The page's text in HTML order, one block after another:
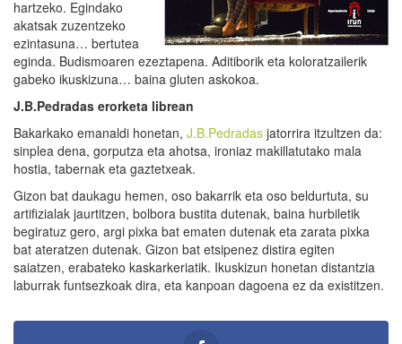
hartzeko. Egindako
akatsak zuzentzeko
ezintasuna… bertutea
eginda. Budismoaren ezeztapena. Aditiborik eta koloratzailerik
gabeko ikuskizuna… baina gluten askokoa.
J.B.Pedradas erorketa librean
Bakarkako emanaldi honetan, J.B.Pedradas jatorrira itzultzen da:
sinplea dena, gorputza eta ahotsa, ironiaz makillatutako mala
hostia, tabernak eta gaztetxeak.
Gizon bat daukagu hemen, oso bakarrik eta oso beldurtuta, su
artifizialak jaurtitzen, bolbora bustita dutenak, baina hurbiletik
begiratuz gero, argi pixka bat ematen dutenak eta zarata pixka
bat ateratzen dutenak. Gizon bat etsipenez distira egiten
saiatzen, erabateko kaskarkeriatik. Ikuskizun honetan distantzia
laburrak funtsezkoak dira, eta kanpoan dagoena ez da existitzen.